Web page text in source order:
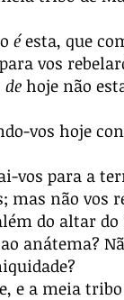
éesta, que
vos
hoje não
vos hoje
vos para a
mas não vos
do altar do
anátema?
e a meia